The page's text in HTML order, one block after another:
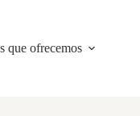
que ofrecemos